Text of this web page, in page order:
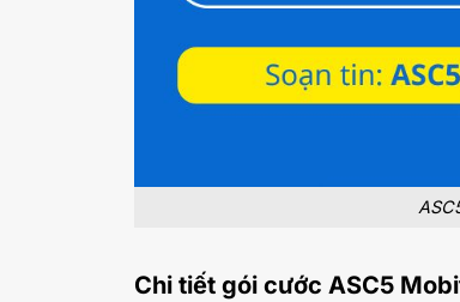
Chi tiết gói cước ASC5